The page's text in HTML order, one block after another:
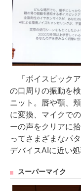
「ボイスピック
の口周りの振動を
ニット。唇や顎、
に変換、マイクで
ーの声をクリアに
ってさまざまなパ
デバイスAIに近い
スーパーマイク